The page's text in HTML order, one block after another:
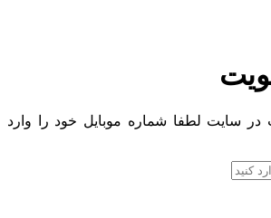
سایت لطفا شماره موبایل خود را وارد